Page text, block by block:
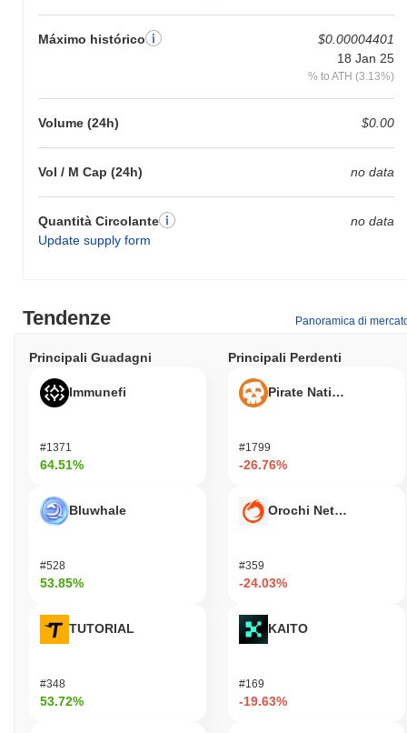
Máximo histórico
$0.00004401
18 Jan 25
% to ATH (3.13%)
Volume (24h) $0.00
Vol / M Cap (24h) no data
Quantità Circolante
Update supply form
no data
Tendenze Panoramica di
Principali Guadagni
Immunefi
#1371
64.51%
Bluwhale
#528
53.85%
TUTORIAL
#348
53.72%
Principali Perdenti
Pirate Nation Token
#1799
-26.76%
Orochi Network
#359
-24.03%
KAITO
#169
-19.63%